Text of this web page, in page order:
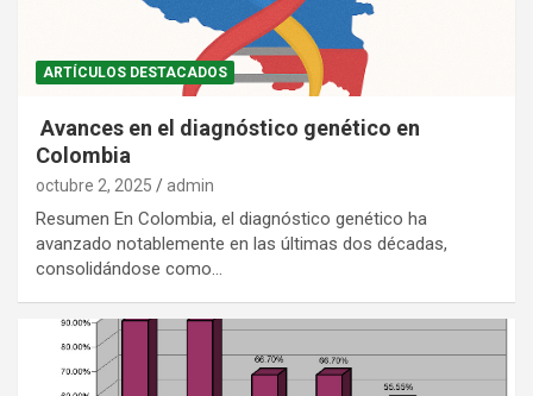
ARTÍCULOS DESTACADOS
Avances en el diagnóstico genético en
Colombia
octubre 2, 2025 admin
Resumen En Colombia, el diagnóstico genético ha
avanzado notablemente en las últimas dos décadas,
consolidándose como…